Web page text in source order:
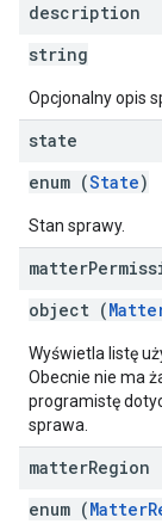
description
string
Opcjonalny opis
state
enum (State)
Stan sprawy.
matter
object (
Wyświetla listę
Obecnie nie ma
programistę
sprawa.
matterRegion
enum (